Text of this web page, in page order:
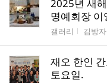
2025년 새
명예회장
게시판명
갤러리 작성자
김방자
재오 한인
토요일.